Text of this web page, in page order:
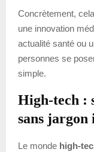
Concrètement,
une innovation
actualité santé ou
personnes se
simple.
High-tech :
sans jargon
Le monde high-